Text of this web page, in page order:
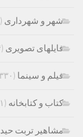
شهر و شهرداری (۸۱۷)
فایلهای تصویری (۱۰۴)
فیلم و سینما (۳۳۰)
کتاب و کتابخانه (۸۳۱)
مشاهیر تربت